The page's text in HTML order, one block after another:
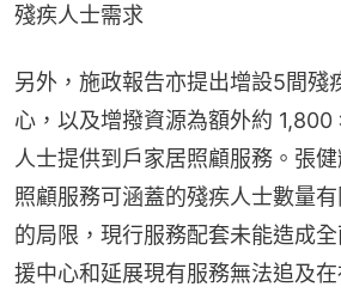
殘疾人士需求
另外，施政報告亦提出增設5間殘
心，以及增撥資源為額外約
人士提供到戶家居照顧服務。張
照顧服務可涵蓋的殘疾人士數量
的局限，現行服務配套未能造成
援中心和延展現有服務無法追及